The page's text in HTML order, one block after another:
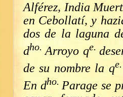
Alférez, India
en Cebollatí, y
dos de la laguna
dho. Arroyo qe.
de su nombre la q
En dho. Parage se